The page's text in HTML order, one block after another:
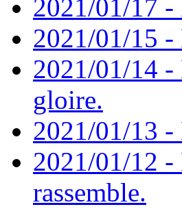
2021/01/17
2021/01/15 -
2021/01/14 -
gloire.
2021/01/13 -
2021/01/12 -
rassemble.